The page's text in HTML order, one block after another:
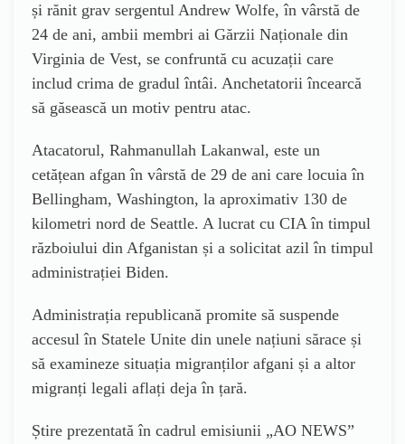
și rănit grav sergentul Andrew Wolfe, în vârstă de
24 de ani, ambii membri ai Gărzii Naționale din
Virginia de Vest, se confruntă cu acuzații care
includ crima de gradul întâi. Anchetatorii încearcă
să găsească un motiv pentru atac.
Atacatorul, Rahmanullah Lakanwal, este un
cetățean afgan în vârstă de 29 de ani care locuia în
Bellingham, Washington, la aproximativ 130 de
kilometri nord de Seattle. A lucrat cu CIA în timpul
războiului din Afganistan și a solicitat azil în timpul
administrației Biden.
Administrația republicană promite să suspende
accesul în Statele Unite din unele națiuni sărace și
să examineze situația migranților afgani și a altor
migranți legali aflați deja în țară.
Știre prezentată în cadrul emisiunii „AO NEWS”